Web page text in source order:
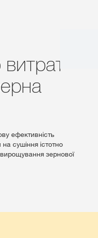
ефективність
сушіння істотно
зернової